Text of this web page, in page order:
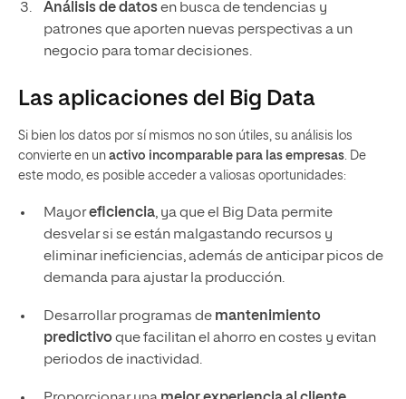
Análisis de datosen busca de tendencias y
patrones que aporten nuevas perspectivas a un
negocio para tomar decisiones.
Las aplicaciones del Big Data
Si bien los datos por sí mismos no son útiles, su análisis los
convierte en un activo incomparable para las empresas. De
este modo, es posible acceder a valiosas oportunidades:
Mayoreficiencia, ya que el Big Data permite
desvelar si se están malgastando recursos y
eliminar ineficiencias, además de anticipar picos de
demanda para ajustar la producción.
Desarrollar programas demantenimiento
predictivoque facilitan el ahorro en costes y evitan
periodos de inactividad.